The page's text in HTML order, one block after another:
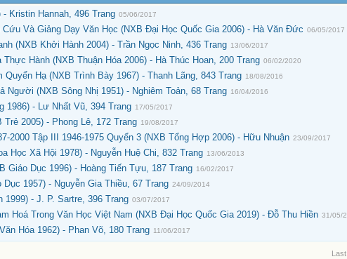
Kristin Hannah, 496 Trang 05/06/2017
Và Giảng Dạy Văn Học (NXB Đại Học Quốc Gia 2006) - Hà Văn Đức 06/05/2017
(NXB Khởi Hành 2004) - Trần Ngọc Ninh, 436 Trang 13/06/2017
Hành (NXB Thuận Hóa 2006) - Hà Thúc Hoan, 200 Trang 06/02/2020
Hạ (NXB Trình Bày 1967) - Thanh Lãng, 843 Trang 18/08/2016
Người (NXB Sông Nhị 1951) - Nghiêm Toản, 68 Trang 16/04/2016
1986) - Lư Nhất Vũ, 394 Trang 17/05/2017
2005) - Phong Lê, 172 Trang 19/08/2017
2000 Tập III 1946-1975 Quyển 3 (NXB Tổng Hợp 2006) - Hữu Nhuận 23/09/2017
Học Xã Hội 1978) - Nguyễn Huệ Chi, 832 Trang 13/06/2013
Giáo Dục 1996) - Hoàng Tiến Tựu, 187 Trang 16/02/2017
1957) - Nguyễn Gia Thiều, 67 Trang 24/09/2014
1999) - J. P. Sartre, 396 Trang 03/07/2017
Hoá Trong Văn Học Việt Nam (NXB Đại Học Quốc Gia 2019) - Đỗ Thu Hiền 31/05/
Hóa 1962) - Phan Võ, 180 Trang 11/06/2017